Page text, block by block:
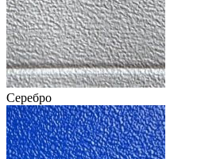
Серебро